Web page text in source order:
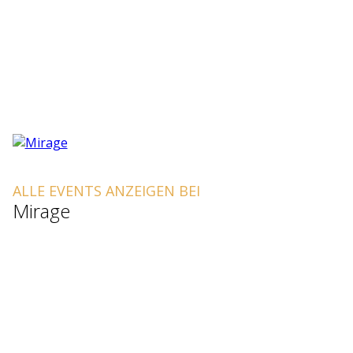
ALLE EVENTS ANZEIGEN BEI
Mirage